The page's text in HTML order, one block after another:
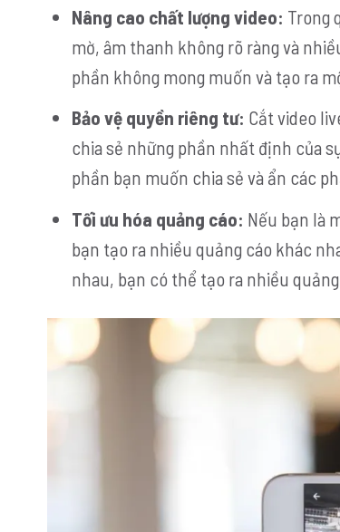
Nâng cao chất lượng video: Trong
mờ, âm thanh không rõ ràng và
phần không mong muốn và tạo ra
Bảo vệ quyền riêng tư: Cắt video
chia sẻ những phần nhất định của
phần bạn muốn chia sẻ và ẩn các
Tối ưu hóa quảng cáo: Nếu bạn là
bạn tạo ra nhiều quảng cáo khác
nhau, bạn có thể tạo ra nhiều